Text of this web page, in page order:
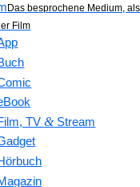
Das besprochene Medium,
Film
TV&Stream